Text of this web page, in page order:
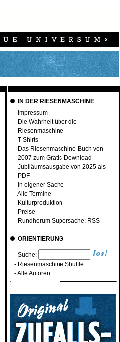
IN DER RIESENMASCHINE
- Impressum
- Die Wahrheit über die
Riesenmaschine
- T-Shirts
- Das Riesenmaschine-Buch von
2007 zum Gratis-Download
- Jubiläumsausgabe von 2025 als
PDF
- In eigener Sache
-Alle Termine
- Kulturproduktion
- Preise
- Rundherum Supersache: RSS
ORIENTIERUNG
- Suche:
- Riesenmaschine Shuffle
-Alle Autoren